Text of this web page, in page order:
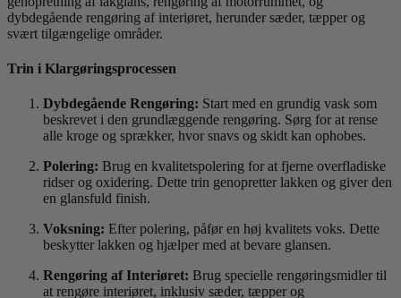
dybdegående rengøring af interiøret, herunder sæder, tæpper og
svært tilgængelige områder.
Trin i Klargøringsprocessen
Dybdegående Rengøring: Start med en grundig vask som
beskrevet i den grundlæggende rengøring. Sørg for at rense
alle kroge og sprækker, hvor snavs og skidt kan ophobes.
Polering: Brug en kvalitetspolering for at fjerne overfladiske
ridser og oxidering. Dette trin genopretter lakken og giver den
en glansfuld finish.
Voksning: Efter polering, påfør en høj kvalitets voks. Dette
beskytter lakken og hjælper med at bevare glansen.
Rengøring af Interiøret: Brug specielle rengøringsmidler til
at rengøre interiøret, inklusiv sæder, tæpper og